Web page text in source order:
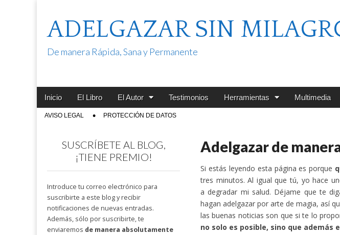
ADELGAZAR SIN
De manera Rápida, Sana y Permanente
Main
Skip
content
Inicio El Libro El Autor Testimonios Herramientas Multimedia
SubAVISO LEGAL PROTECCIÓN DE DATOS
Adelgazar de
Si estás leyendo esta página es porque
tres minutos. Al igual que tú, yo hace
a degradar mi salud. Déjame que te
hagan adelgazar por arte de magia, así
las buenas noticias son que si te lo
no solo es posible, sino que además
SUSCRÍBETE AL BLOG,
¡TIENE PREMIO!
Introduce tu correo electrónico para
suscribirte a este blog y recibir
notificaciones de nuevas entradas.
Además, sólo por suscribirte, te
enviaremos de manera absolutamente